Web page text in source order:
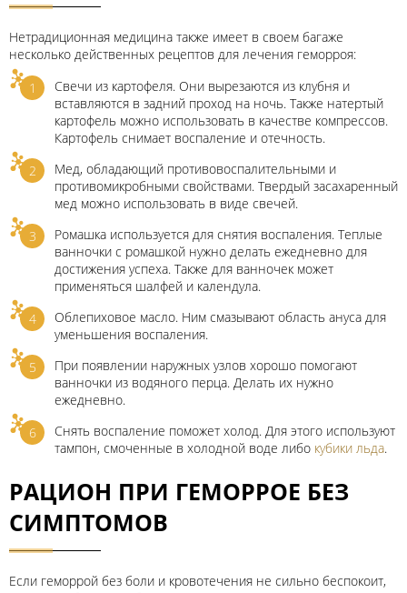
Нетрадиционная медицина также имеет в своем багаже
несколько действенных рецептов для лечения геморроя:
Свечи из картофеля. Они вырезаются из клубня и
вставляются в задний проход на ночь. Также натертый
картофель можно использовать в качестве компрессов.
Картофель снимает воспаление и отечность.
Мед, обладающий противовоспалительными и
противомикробными свойствами. Твердый засахаренный
мед можно использовать в виде свечей.
Ромашка используется для снятия воспаления. Теплые
ванночки с ромашкой нужно делать ежедневно для
достижения успеха. Также для ванночек может
применяться шалфей и календула.
Облепиховое масло. Ним смазывают область ануса для
уменьшения воспаления.
При появлении наружных узлов хорошо помогают
ванночки из водяного перца. Делать их нужно
ежедневно.
Снять воспаление поможет холод. Для этого используют
тампон, смоченные в холодной воде либо кубики льда.
РАЦИОН ПРИ ГЕМОРРОЕ БЕЗ
СИМПТОМОВ
Если геморрой без боли и кровотечения не сильно беспокоит,